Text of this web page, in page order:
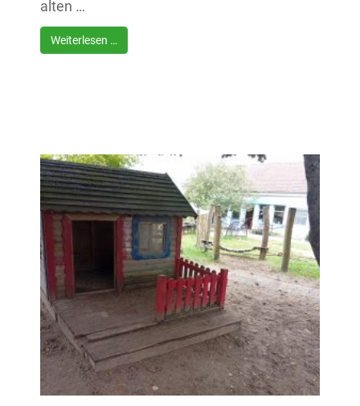
alten …
Weiterlesen …